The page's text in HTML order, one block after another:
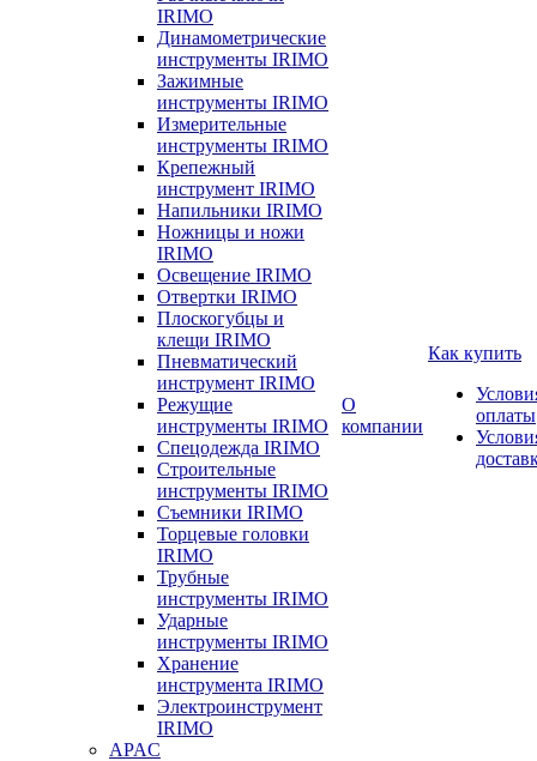
IRIMO
Динамометрические
инструменты IRIMO
Зажимные
инструменты IRIMO
Измерительные
инструменты IRIMO
Крепежный
инструмент IRIMO
Напильники IRIMO
Ножницы и ножи
IRIMO
Освещение IRIMO
Отвертки IRIMO
Плоскогубцы и
клещи IRIMO
Пневматический
инструмент IRIMO
Режущие
инструменты IRIMO
Спецодежда IRIMO
Строительные
инструменты IRIMO
Съемники IRIMO
Торцевые головки
IRIMO
Трубные
инструменты IRIMO
Ударные
инструменты IRIMO
Хранение
инструмента IRIMO
Электроинструмент
IRIMO
APAC
О
компании
Как купить
оплаты